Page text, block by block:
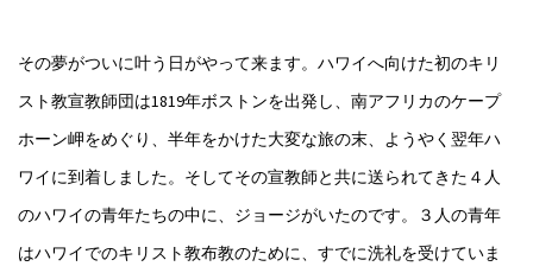
その夢がついに叶う日がやって来ます。ハワイへ向けた初のキリ
スト教宣教師団は1819年ボストンを出発し、南アフリカのケープ
ホーン岬をめぐり、半年をかけた大変な旅の末、ようやく翌年ハ
ワイに到着しました。そしてその宣教師と共に送られてきた４人
のハワイの青年たちの中に、ジョージがいたのです。３人の青年
はハワイでのキリスト教布教のために、すでに洗礼を受けていま